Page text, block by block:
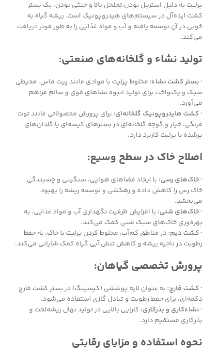
پرلیت به دلیل استریل بودن،تخلخل بالا و خنثی بودن، یک بستر
کشت ایده‌آل در سیستم‌های هیدروپونیک است. ریشه گیاه به
خوبی در آن توسعه یافته و آب و مواد غذایی را به طور موثر دریافت
می‌کند.
تولید نشاء و گلخانه‌های صنعتی:
· بستر کشت نشاء: مخلوط پرلیت با موادی مانند پیت ماس، محیطی
سبک و یکنواخت برای تولید انبوه نشاهای قوی و سالم فراهم
می‌آورد.
· کشت هایدروپونیک گلخانه‌ای: برای پرورش محصولاتی مانند توت
فرنگی، خیار و گوجه گلخانه‌ای در بسترهای کیسه‌ای یا گلدان‌های
پرشده با پرلیت کاربرد دارد.
اصلاح خاک در سطح وسیع:
· خاک‌های رسی: با ایجاد فضاهای هوایی، سنگینی و چسبندگی
خاک رس را کاهش داده و زهکشی و توسعه ریشه را بهبود
می‌بخشد.
· خاک‌های شنی: با افزایش ظرفیت نگهداری آب و مواد غذایی، به
بهره‌وری خاک‌های سبک شنی کمک می‌کند.
· کشت دیم:در مناطق کم‌آب، مخلوط کردن پرلیت با خاک، به حفظ
رطوبت در ناحیه ریشه و کاهش تنش آبی گیاه کمک شایانی می‌کند.
پرورش تخصصی گیاهان:
· کشت قارچ: به عنوان لایه پوششی (کیسینگ) در بستر کشت قارچ
دکمه‌ای، برای حفظ رطوبت و تبادل گازی استفاده می‌شود.
· نشاءکاری و بذرکاری: کارایی بالایی در تولید نهال ریشه‌لخت و
بذرکاری مستقیم دارد.
نحوه استفاده و مزایای رقابتی